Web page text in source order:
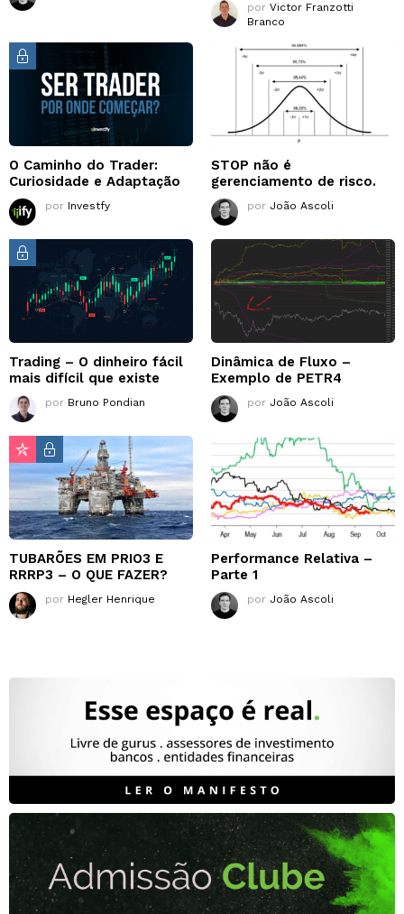
por Victor Franzotti
Branco
O Caminho do Trader:
Curiosidade e Adaptação
por Investfy
STOP não é
gerenciamento de risco.
por João Ascoli
Trading – O dinheiro fácil
mais difícil que existe
por Bruno Pondian
Dinâmica de Fluxo –
Exemplo de PETR4
por João Ascoli
TUBARÕES EM PRIO3 E
RRRP3 – O QUE FAZER?
por Hegler Henrique
Performance Relativa –
Parte 1
por João Ascoli